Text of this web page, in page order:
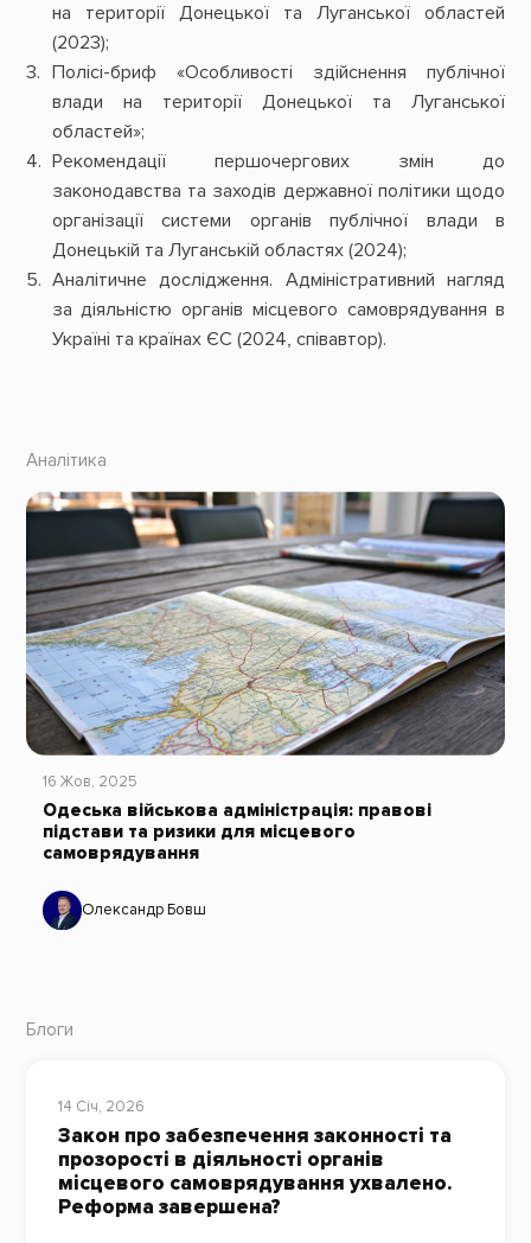
на території Донецької та Луганської областей
(2023);
Полісі-бриф «Особливості здійснення публічної
влади на території Донецької та Луганської
областей»;
Рекомендації першочергових змін до
законодавства та заходів державної політики щодо
організації системи органів публічної влади в
Донецькій та Луганській областях (2024);
Аналітичне дослідження. Адміністративний нагляд
за діяльністю органів місцевого самоврядування в
Україні та країнах ЄС (2024, співавтор).
Аналітика
16 Жов, 2025
Одеська військова адміністрація: правові
підстави та ризики для місцевого
самоврядування
Олександр Бовш
Блоги
14 Січ, 2026
Закон про забезпечення законності та
прозорості в діяльності органів
місцевого самоврядування ухвалено.
Реформа завершена?